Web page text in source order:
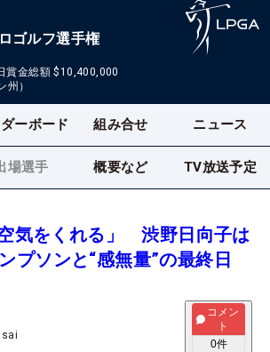
ゴルフ選手権
賞金総額 $10,400,000
州）
ーボード 組み合せ ニュース
場選手 概要など TV放送予定
気をくれる」 渋野日向子は
プソンと“感無量”の最終日
コメン
ト
0件